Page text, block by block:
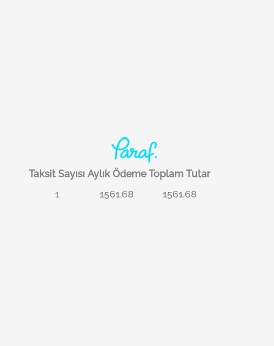
Taksit Sayısı Aylık Ödeme Toplam Tutar
1
1561.68 1561.68